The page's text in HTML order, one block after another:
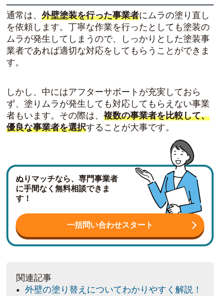
通常は、外壁塗装を行った事業者にムラの塗り直し
を依頼します。丁寧な作業を行ったとしても塗装の
ムラが発生してしまうので、しっかりとした塗装事
業者であれば適切な対応をしてもらうことができま
す。
しかし、中にはアフターサポートが充実しておら
ず、塗りムラが発生しても対応してもらえない事業
者もいます。その際は、複数の事業者を比較して、
優良な事業者を選択することが大事です。
ぬりマッチなら、専門事業者
に手間なく無料相談できま
す！
一括問い合わせスタート
関連記事
外壁の塗り替えについてわかりやすく解説！